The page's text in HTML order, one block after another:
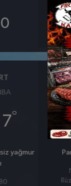
7°
yağmur